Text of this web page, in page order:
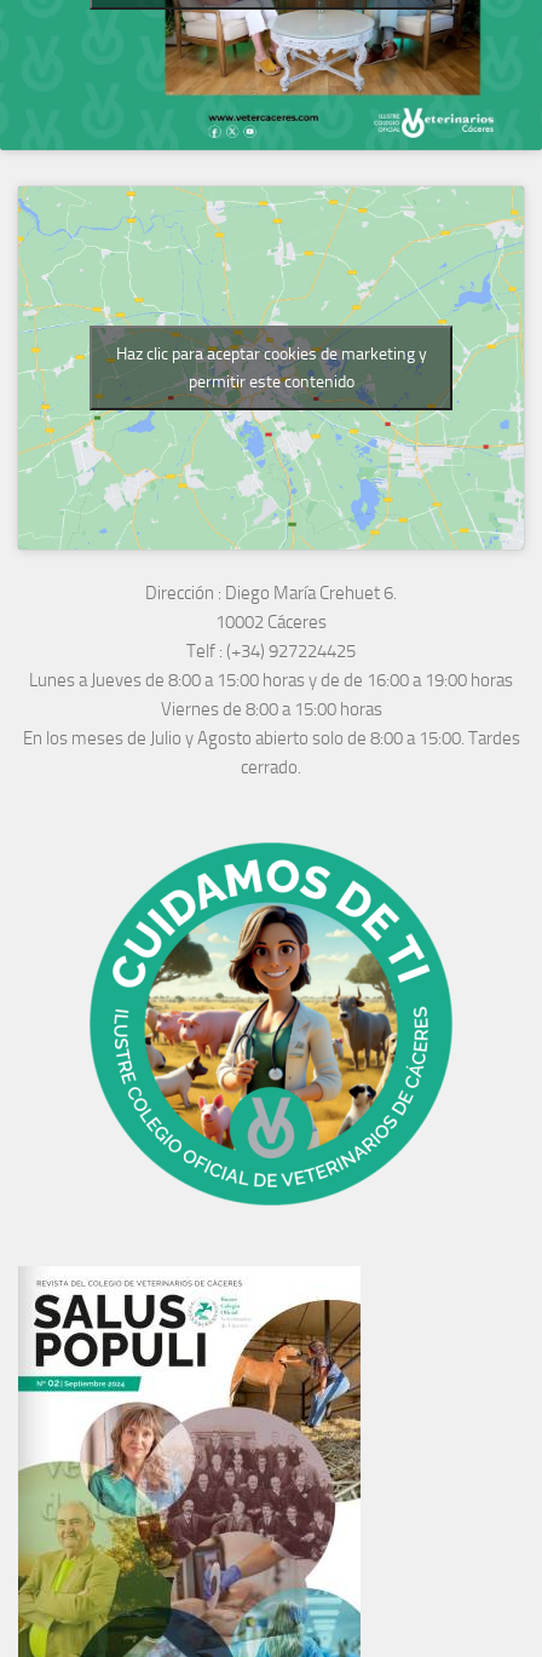
Haz clic para aceptar cookies de marketing y
permitir este contenido
Dirección : Diego María Crehuet 6.
10002 Cáceres
Telf : (+34) 927224425
Lunes a Jueves de 8:00 a 15:00 horas y de de 16:00 a 19:00 horas
Viernes de 8:00 a 15:00 horas
En los meses de Julio y Agosto abierto solo de 8:00 a 15:00. Tardes
cerrado.